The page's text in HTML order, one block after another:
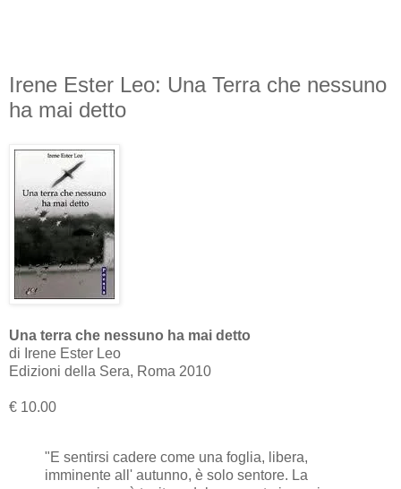
Irene Ester Leo: Una Terra che nessuno
ha mai detto
Una terra che nessuno ha mai detto
di Irene Ester Leo
Edizioni della Sera, Roma 2010
€ 10.00
"E sentirsi cadere come una foglia, libera,
imminente all' autunno, è solo sentore. La